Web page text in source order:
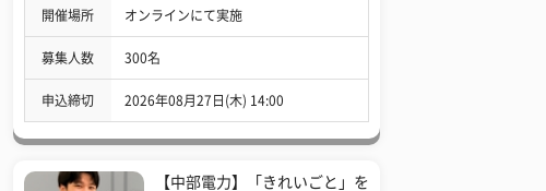
開催場所 オンラインにて実施
募集人数 300名
申込締切 2026年08月27日(木) 14:00
【中部電力】「きれいごと」を